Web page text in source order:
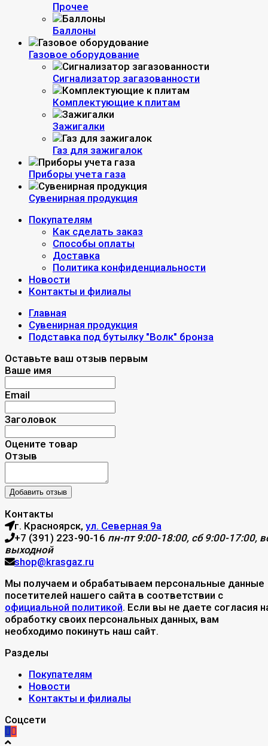
Прочее
Баллоны
Газовое оборудование
Сигнализатор загазованности
Комплектующие к плитам
Зажигалки
Газ для зажигалок
Приборы учета газа
Сувенирная продукция
Покупателям
Как сделать заказ
Способы оплаты
Доставка
Политика конфиденциальности
Новости
Контакты и филиалы
Главная
Сувенирная продукция
Подставка под бутылку "Волк" бронза
Оставьте ваш отзыв первым
Ваше имя
Email
Заголовок
Оцените товар
Отзыв
Контакты
г. Красноярск, ул. Северная 9а
+7 (391) 223-90-16 пн-пт 9:00-18:00, сб 9:00-17:00,
выходной
shop@krasgaz.ru
Мы получаем и обрабатываем персональные данные
посетителей нашего сайта в соответствии с
официальной политикой. Если вы не даете согласия
обработку своих персональных данных, вам
необходимо покинуть наш сайт.
Разделы
Покупателям
Новости
Контакты и филиалы
Соцсети